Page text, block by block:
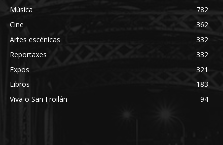
Música
782
Cine
362
Artes escénicas
332
Reportaxes
332
Expos
321
Libros
183
Viva o San Froilán
94